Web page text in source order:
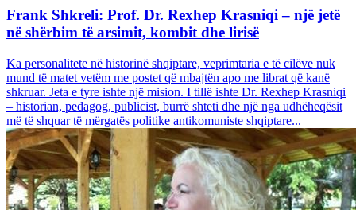
Frank Shkreli: Prof. Dr. Rexhep Krasniqi – një jetë
në shërbim të arsimit, kombit dhe lirisë
Ka personalitete në historinë shqiptare, veprimtaria e të cilëve nuk
mund të matet vetëm me postet që mbajtën apo me librat që kanë
shkruar. Jeta e tyre ishte një mision. I tillë ishte Dr. Rexhep Krasniqi
– historian, pedagog, publicist, burrë shteti dhe një nga udhëheqësit
më të shquar të mërgatës politike antikomuniste shqiptare...